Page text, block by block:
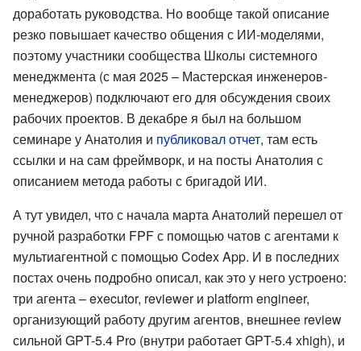
доработать руководства. Но вообще такой описание
резко повышает качество общения с ИИ-моделями,
поэтому участники сообщества Школы системного
менеджмента (с мая 2025 – Мастерская инженеров-
менеджеров) подключают его для обсуждения своих
рабочих проектов. В декабре я был на большом
семинаре у Анатолия и публиковал отчет, там есть
ссылки и на сам фреймворк, и на посты Анатолия с
описанием метода работы с бригадой ИИ.
А тут увидел, что с начала марта Анатолий перешел от
ручной разработки FPF с помощью чатов с агентами к
мультиагентной с помощью Codex App. И в последних
постах очень подробно описал, как это у него устроено:
три агента – executor, reviewer и platform engineer,
организующий работу другим агентов, внешнее review
сильной GPT-5.4 Pro (внутри работает GPT-5.4 xhigh), и